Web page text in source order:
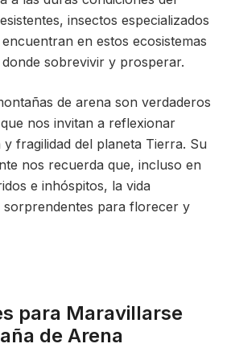
insectos especializados
en estos ecosistemas
sobrevivir y prosperar.
de arena son verdaderos
nos invitan a reflexionar
fragilidad del planeta Tierra. Su
nos recuerda que, incluso en
e inhóspitos, la vida
para florecer y
para Maravillarse
de Arena